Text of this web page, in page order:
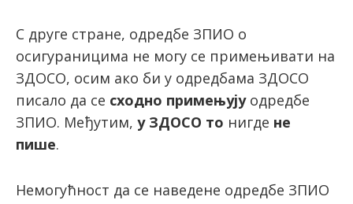
С друге стране, одредбе ЗПИО о
осигураницима не могу се примењивати на
ЗДОСО, осим ако би у одредбама ЗДОСО
писало да се сходно примењујуодредбе
ЗПИО. Међутим, у ЗДОСО то нигде не
пише.
Немогућност да се наведене одредбе ЗПИО